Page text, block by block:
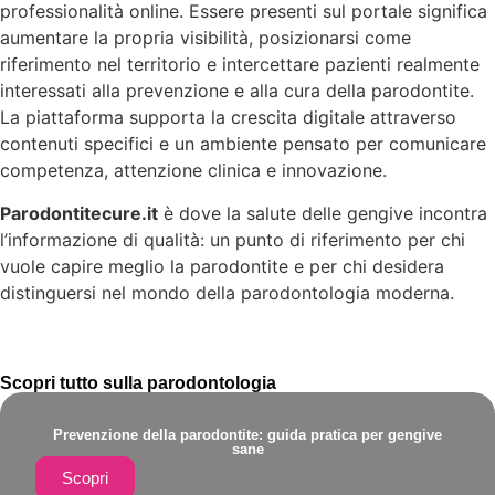
professionalità online. Essere presenti sul portale significa
aumentare la propria visibilità, posizionarsi come
riferimento nel territorio e intercettare pazienti realmente
interessati alla prevenzione e alla cura della parodontite.
La piattaforma supporta la crescita digitale attraverso
contenuti specifici e un ambiente pensato per comunicare
competenza, attenzione clinica e innovazione.
Parodontitecure.it è dove la salute delle gengive incontra
l’informazione di qualità: un punto di riferimento per chi
vuole capire meglio la parodontite e per chi desidera
distinguersi nel mondo della parodontologia moderna.
Scopri tutto sulla parodontologia
Prevenzione della parodontite: guida pratica per gengive
sane
Scopri